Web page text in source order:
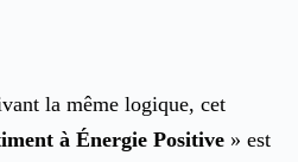
la même logique, cet
à Énergie Positive » est